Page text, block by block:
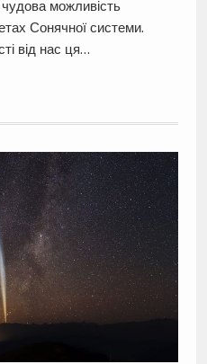
можливість
Сонячної системи.
від нас ця…